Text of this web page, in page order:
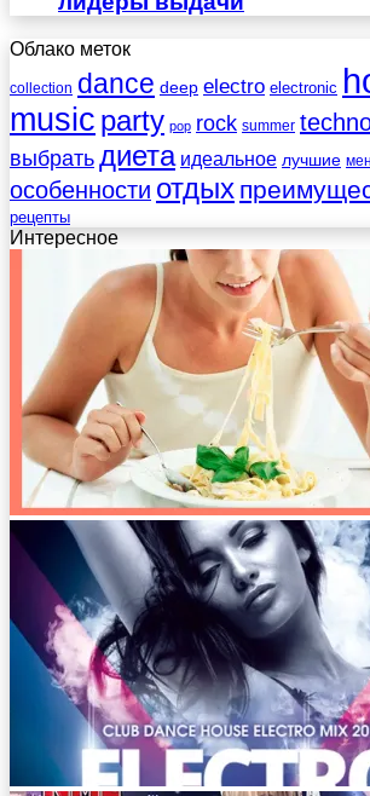
Облако меток
collection dance deep electro electronic
music party pop rock summer
выбратьдиета идеальное лучшие
особенности отдых
рецепты
Интересное